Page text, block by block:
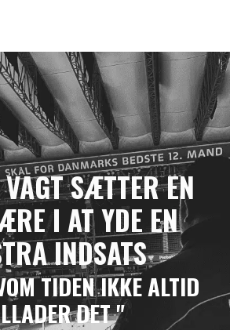
SÆTTER EN
I AT YDE EN
INDSATS
TIDEN IKKE ALTID
DET "